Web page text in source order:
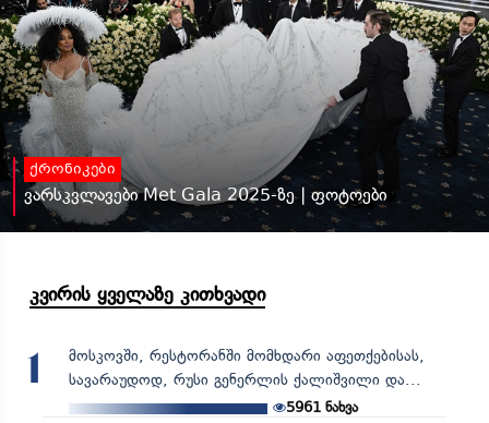
ქრონიკები
ვარსკვლავები Met Gala 2025-ზე | ფოტოები
კვირის ყველაზე კითხვადი
1
მოსკოვში, რესტორანში მომხდარი აფეთქებისას,
სავარაუდოდ, რუსი გენერლის ქალიშვილი და...
5961 ნახვა